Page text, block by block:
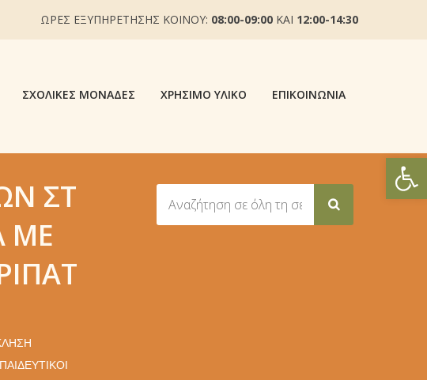
ΩΡΕΣ ΕΞΥΠΗΡΕΤΗΣΗΣ ΚΟΙΝΟΥ: 08:00-09:00 ΚΑΙ 12:00-14:30
ΣΧΟΛΙΚΈΣ ΜΟΝΆΔΕΣ ΧΡΉΣΙΜΟ ΥΛΙΚΌ ΕΠΙΚΟΙΝΩΝΊΑ
ΣΤ
ΜΕ